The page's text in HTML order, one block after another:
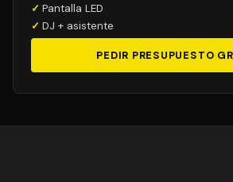
Pantalla LED
DJ + asistente
PEDIR PRESUPUESTO